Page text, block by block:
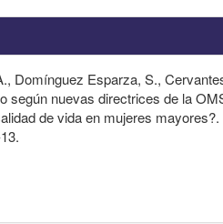
Domínguez Esparza, S.,
según nuevas directrices de la
de vida en mujeres mayores?.